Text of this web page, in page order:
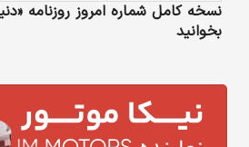
نسخه کامل شماره امروز روزنامه
بخوانید